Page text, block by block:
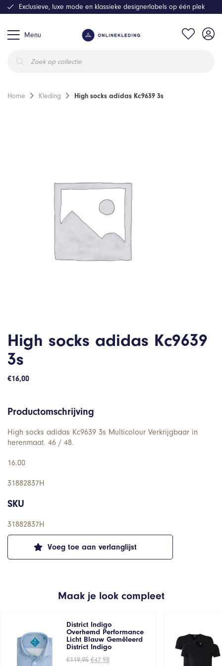
Menu
zoeken
Exclusieve, luxe mode en klassieke designerlabels op één plek
Home Kleding High socks adidas Kc9639 3s
High socks adidas Kc9639
3s
€16,00
Voeg toe aan verlanglijst
Productomschrijving
High socks adidas Kc9639 3s Multicolour Verkrijgbaar in
herenmaat. 46 / 48.
16.00
31882837H
SKU
31882837H
Maak je look compleet
District Indigo
Overhemd Performance
Licht Blauw Gemêleerd
District Indigo
€119,95 Oorspronkelijke
€47,98Huidige